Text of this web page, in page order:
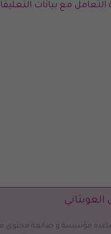
التعامل مع بيانات
العوبثاني
مؤسسة و صانعة محتوى